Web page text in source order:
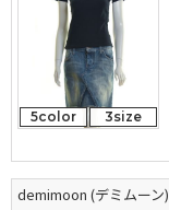
5color 3size
demimoon (デミムーン)